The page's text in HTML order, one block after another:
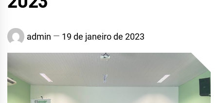
admin 19 de janeiro de 2023